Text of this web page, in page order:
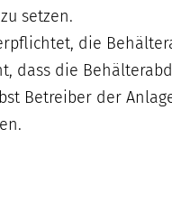
setzen.
die
dass die
Betreiber der